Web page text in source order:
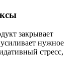
закрывает
нужное
стресс,